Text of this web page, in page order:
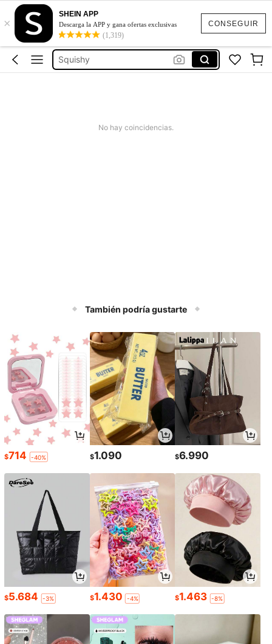
CONSEGUIR
×
SHEIN APP
Descarga la APP y gana ofertas exclusivas
(1,319)
Jeans Mujer
Squishies
Squishy
No hay coincidencias.
También podría gustarte
$714 -40% $1.090 $6.990
$5.684 -3% $1.430 -4% $1.463 -8%